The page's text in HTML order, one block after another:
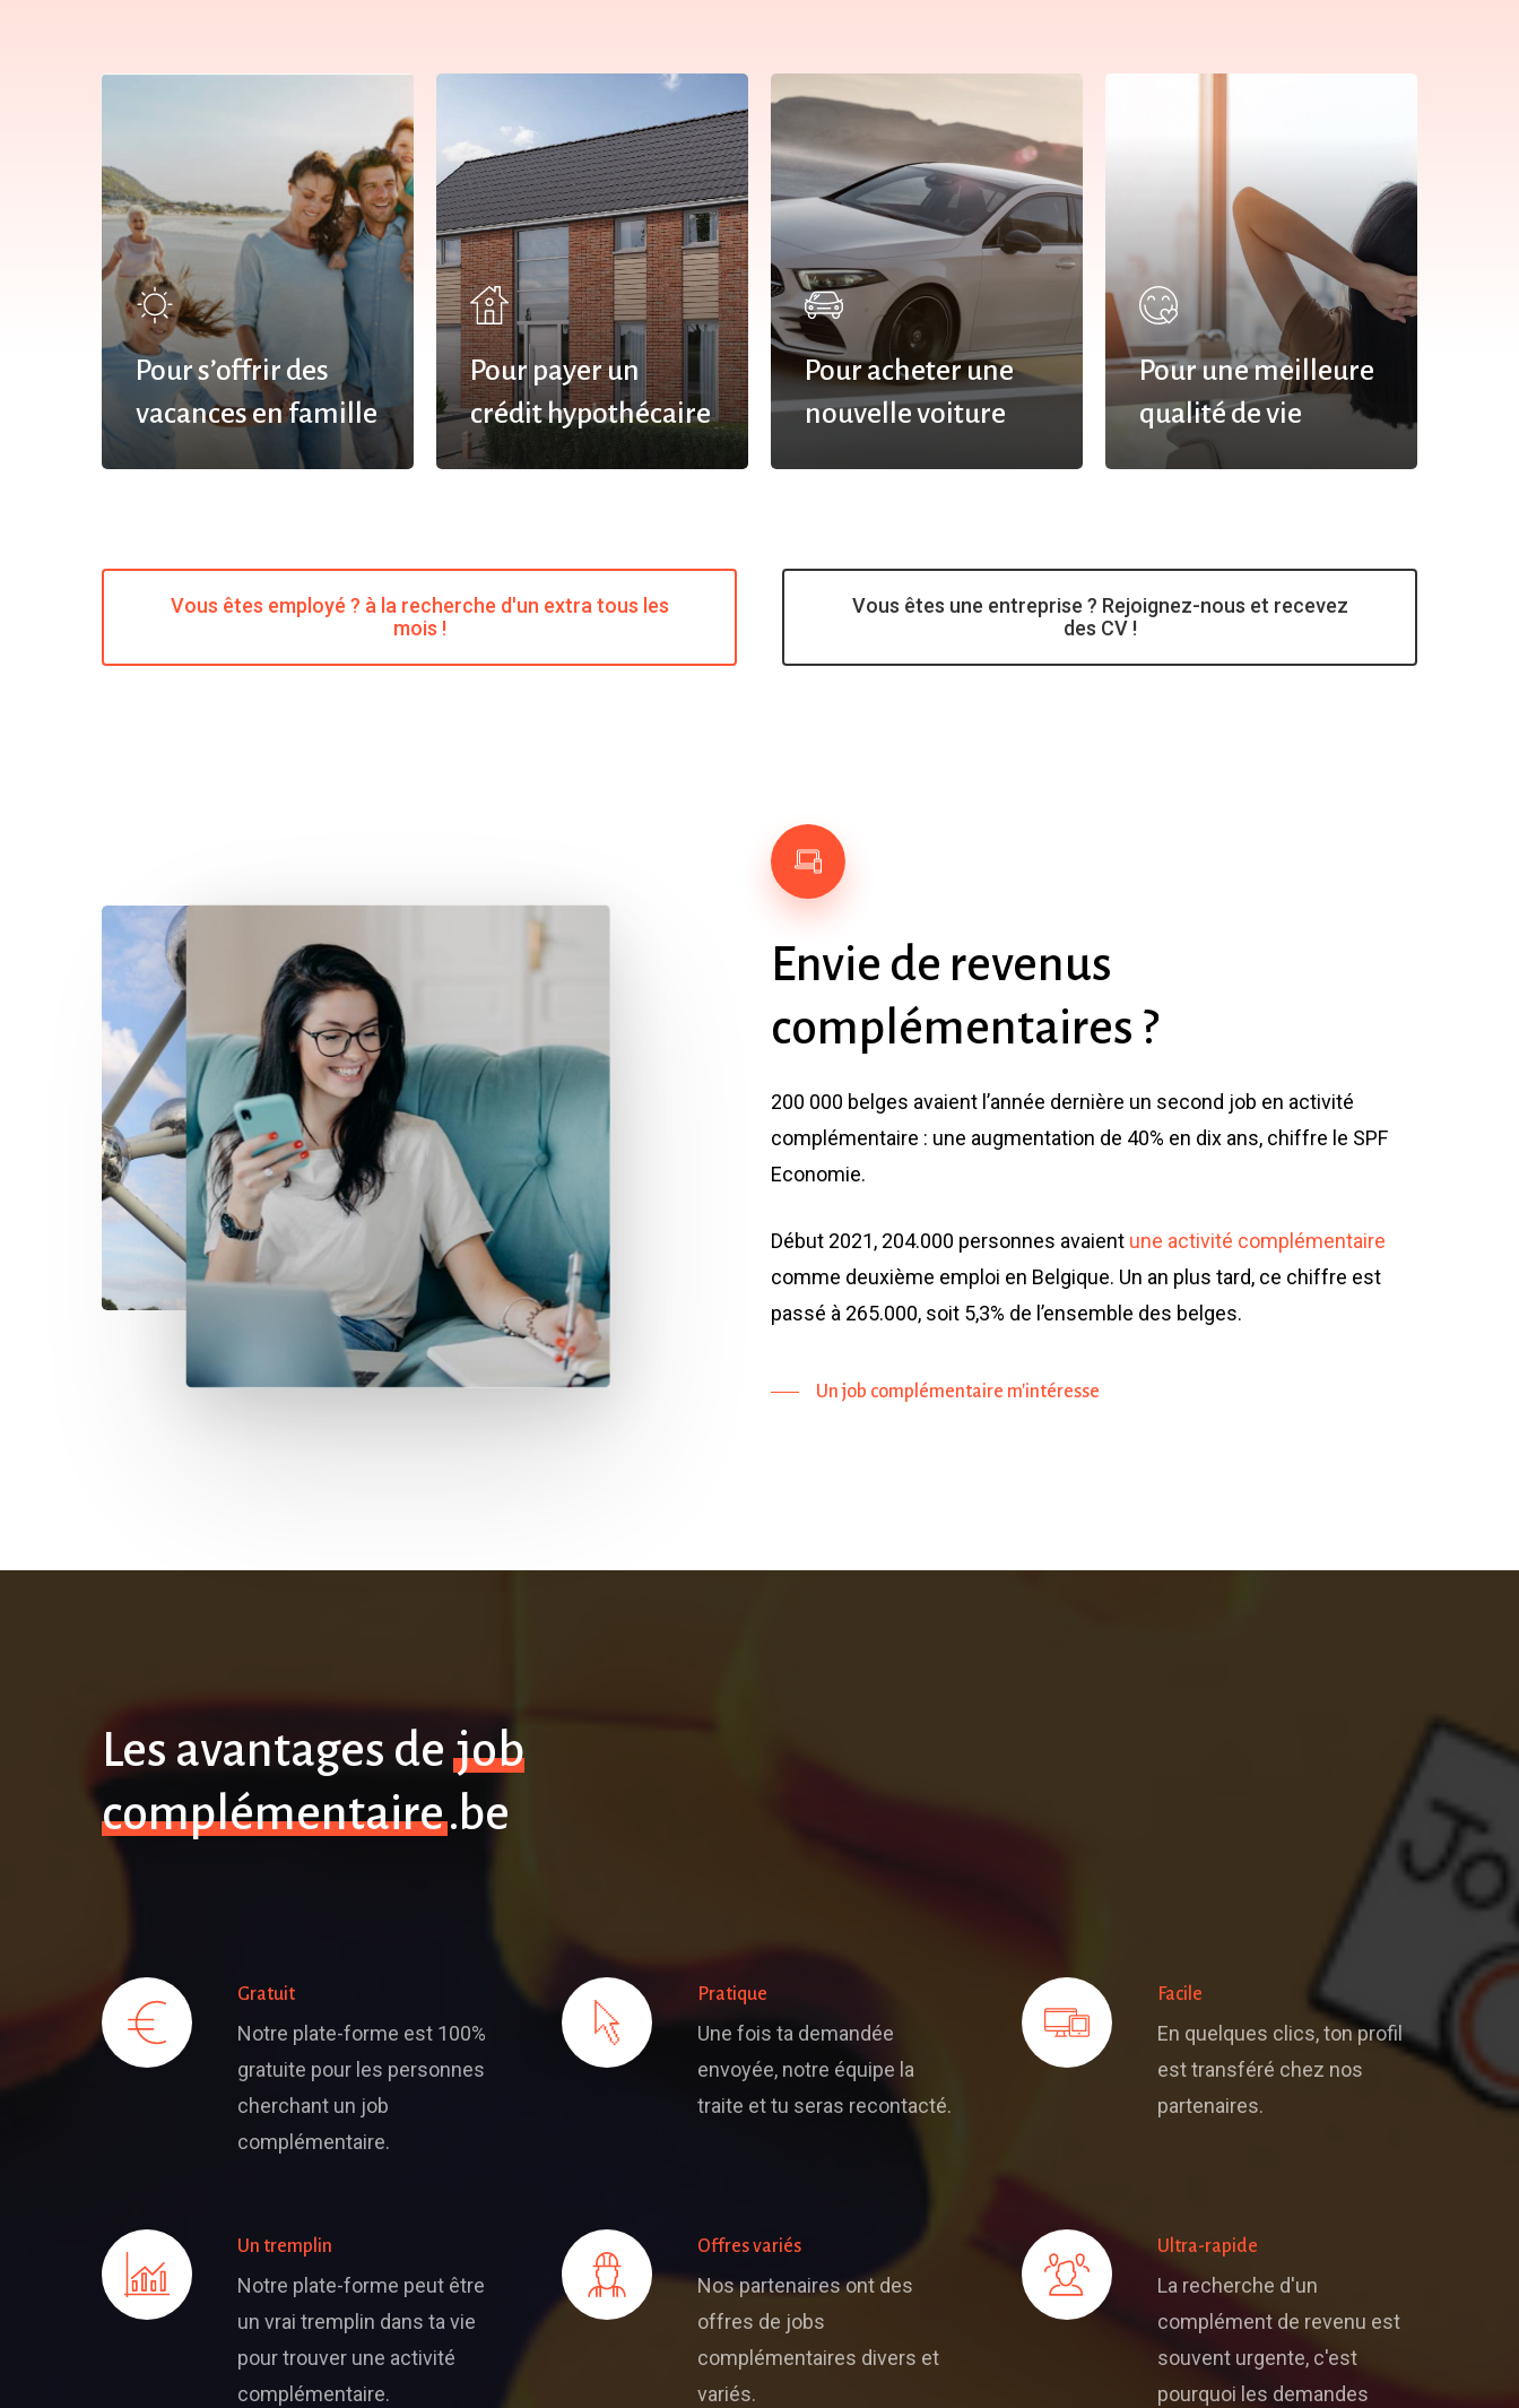
Hit enter to search or ESC to close
Pour s’offrir des
vacances en famille
Pour payer un
crédit hypothécaire
Pour acheter une
nouvelle voiture
Pour une meilleure
qualité de vie
Vous êtes employé ? à la recherche d'un extra tous les
mois !
Vous êtes une entreprise ? Rejoignez-nous et recevez
des CV !
Envie de revenus
complémentaires ?
200 000 belges avaient l’année dernière un second job en activité
complémentaire : une augmentation de 40% en dix ans, chiffre le SPF
Economie.
Début 2021, 204.000 personnes avaient une activité complémentaire
comme deuxième emploi en Belgique. Un an plus tard, ce chiffre est
passé à 265.000, soit 5,3% de l’ensemble des belges.
Un job complémentaire m'intéresse
Les avantages de job
complémentaire.be
Gratuit
Notre plate-forme est 100%
gratuite pour les personnes
cherchant un job
complémentaire.
Pratique
Une fois ta demandée
envoyée, notre équipe la
traite et tu seras recontacté.
Facile
En quelques clics, ton profil
est transféré chez nos
partenaires.
Un tremplin
Notre plate-forme peut être
un vrai tremplin dans ta vie
pour trouver une activité
complémentaire.
Offres variés
Nos partenaires ont des
offres de jobs
complémentaires divers et
variés.
Ultra-rapide
La recherche d'un
complément de revenu est
souvent urgente, c'est
pourquoi les demandes